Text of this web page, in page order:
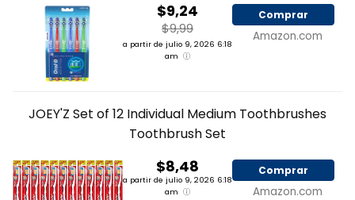
$9,24
$9,99
a partir de julio 9, 2026 6:18
am
Comprar
Amazon.com
JOEY'Z Set of 12 Individual Medium Toothbrushes
Toothbrush Set
$8,48
a partir de julio 9, 2026 6:18
am
Comprar
Amazon.com